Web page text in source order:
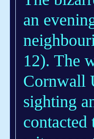
an
12). The
Cornwall
sighting
contacted